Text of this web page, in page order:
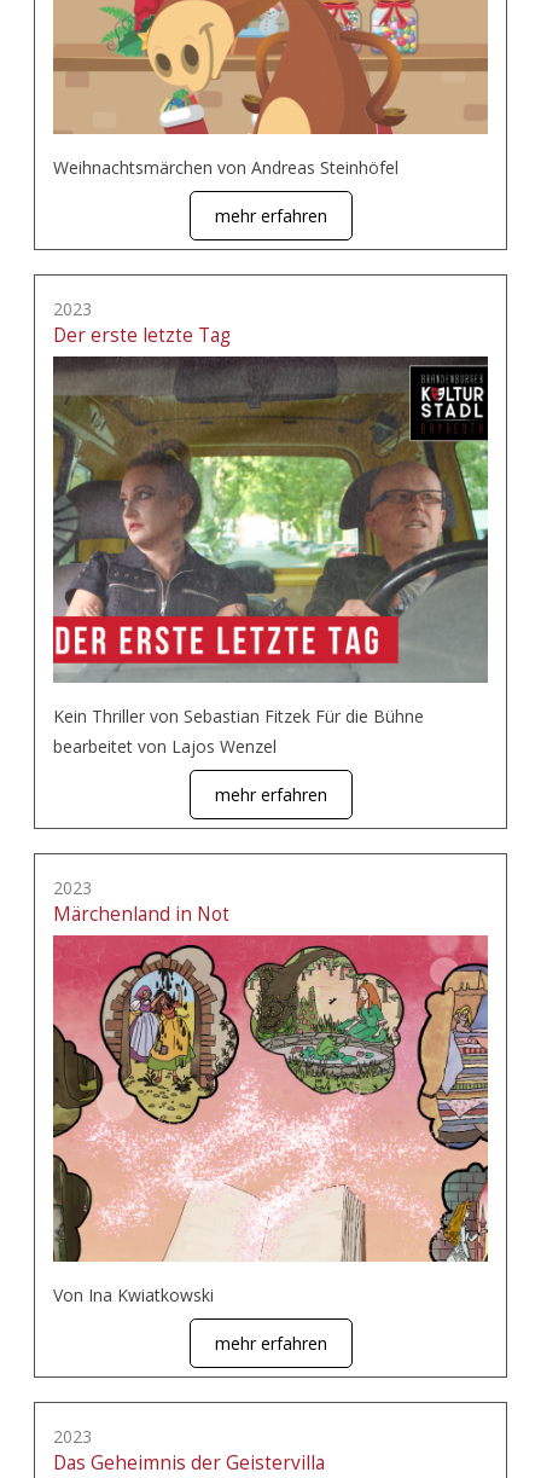
Weihnachtsmärchen von Andreas Steinhöfel
mehr erfahren
2023
Der erste letzte Tag
Kein Thriller von Sebastian Fitzek Für die Bühne
bearbeitet von Lajos Wenzel
mehr erfahren
2023
Märchenland in Not
Von Ina Kwiatkowski
mehr erfahren
2023
Das Geheimnis der Geistervilla